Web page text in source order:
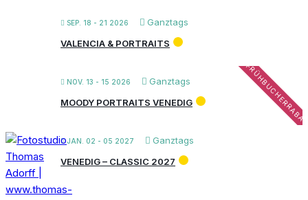
SEP. 18 - 21 2026
Ganztags
VALENCIA & PORTRAITS
NOV. 13 - 15 2026 Ganztags
MOODY PORTRAITS VENEDIG
JAN. 02 - 05 2027
Ganztags
VENEDIG – CLASSIC 2027